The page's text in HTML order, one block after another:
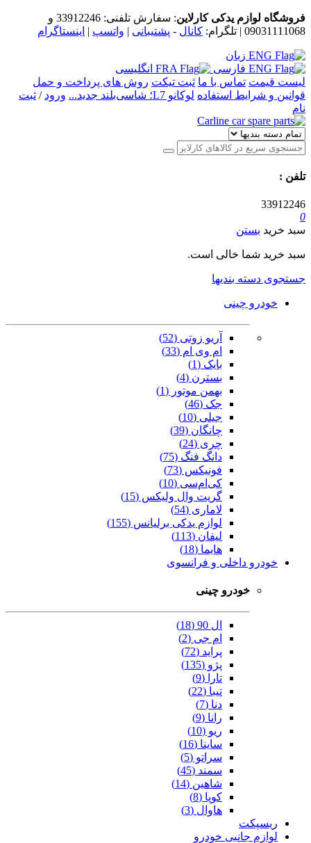
فروشگاه لوازم یدکی کارلاین: سفارش تلفنی: 33912246 و
09031111068 | تلگرام: کانال - پشتیبانی | واتسپ | اینستاگرام
زبان
فارسی
انگلیسی
لیست قیمت تماس با ما ثبت تیکت روش های پرداخت و حمل
قوانین و شرایط استفاده لوکانو L7؛ شاسی‌بلند جدید... ورود / ثبت
نام
تلفن :
33912246
0
سبد خرید بستن
سبد خرید شما خالی است.
جستجوی دسته بندیها
خودرو چینی
آریو زوتی (52)
ام وی ام (33)
بایک (1)
بسترن (4)
بهمن موتور (1)
جک (46)
جیلی (10)
چانگان (39)
چری (24)
دانگ فنگ (75)
فونیکس (73)
کی‌ام‌سی (10)
گریت وال ولیکس (15)
لاماری (54)
لوازم یدکی برلیانس (155)
لیفان (113)
هایما (18)
خودرو داخلی و فرانسوی
خودرو چینی
ال 90 (18)
ام جی (2)
پراید (72)
پژو (135)
تارا (9)
تیبا (22)
دنا (7)
رانا (9)
ریو (10)
ساینا (16)
سراتو (5)
سمند (45)
شاهین (14)
کوپا (8)
هاوال (3)
ریسپکت
لوازم جانبی خودرو